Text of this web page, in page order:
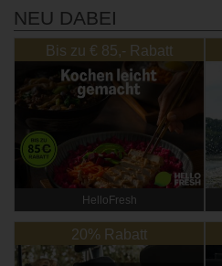
NEU DABEI
Bis zu € 85,- Rabatt
HelloFresh
20% Rabatt